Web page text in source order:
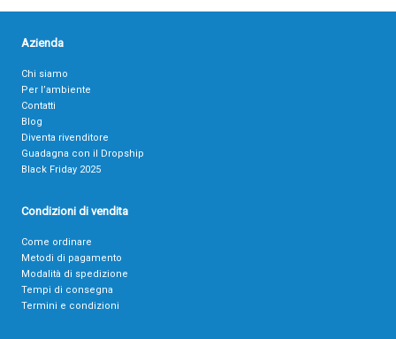
Azienda
Chi siamo
Per l’ambiente
Contatti
Blog
Diventa rivenditore
Guadagna con il Dropship
Black Friday 2025
Condizioni di vendita
Come ordinare
Metodi di pagamento
Modalità di spedizione
Tempi di consegna
Termini e condizioni